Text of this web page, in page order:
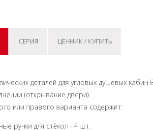
СЕРИЯ ЦЕННИК / КУПИТЬ
деталей для угловых душевых
(открывание двери).
или правого варианта содержит:
ручки для стёкол - 4 шт.